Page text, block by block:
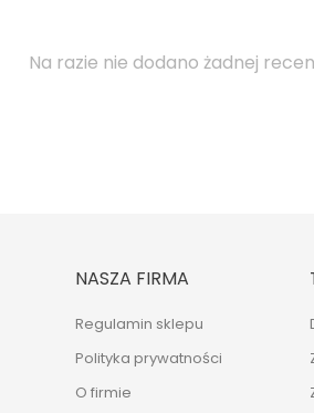
Na razie nie dodano żadnej
NASZA FIRMA
Regulamin sklepu
Polityka prywatności
O firmie